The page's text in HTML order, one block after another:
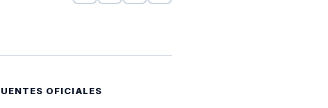
OFICIALES